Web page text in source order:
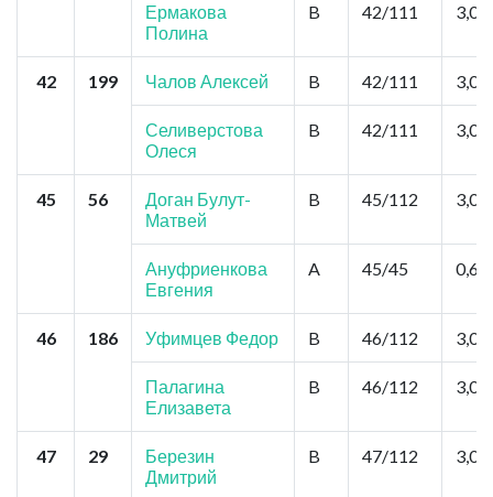
Ермакова
Полина
B 42/111 3,0
42 199 Чалов Алексей B 42/111 3,0
Селиверстова
Олеся
B 42/111 3,0
45 56
Доган Булут-
Матвей
B 45/112 3,0
Ануфриенкова
Евгения
A 45/45 0,6
46 186 Уфимцев Федор B 46/112 3,0
Палагина
Елизавета
B 46/112 3,0
47 29
Березин
Дмитрий
B 47/112 3,0